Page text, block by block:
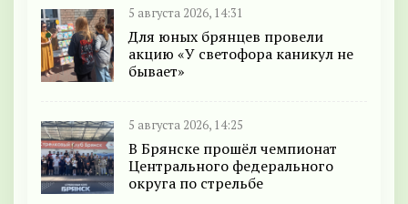
5 августа 2026, 14:31
Для юных брянцев провели
акцию «У светофора каникул не
бывает»
5 августа 2026, 14:25
В Брянске прошёл чемпионат
Центрального федерального
округа по стрельбе